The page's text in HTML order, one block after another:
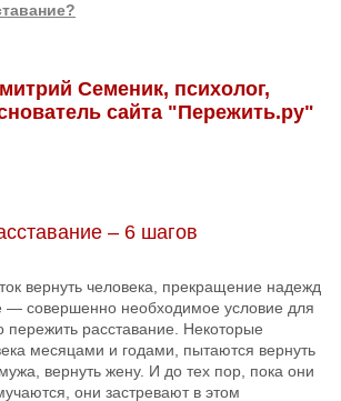
Семеник, психолог,
сайта "Пережить.ру"
– 6 шагов
вернуть человека, прекращение надежд
— совершенно необходимое условие для
пережить расставание. Некоторые
месяцами и годами, пытаются вернуть
вернуть жену. И до тех пор, пока они
они застревают в этом